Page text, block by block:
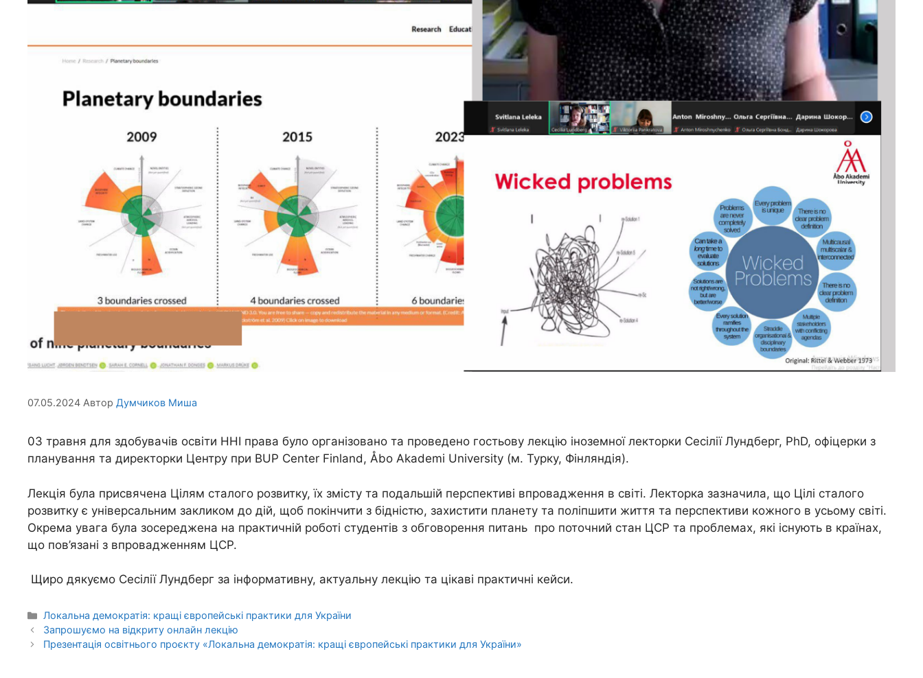
07.05.2024 Автор Думчиков Миша
03 травня для здобувачів освіти ННІ права було організовано та проведено гостьову лекцію іноземної лекторки Сесілії Лундберг, PhD, офіцерки з
планування та директорки Центру при BUP Center Finland, Åbo Akademi University (м. Турку, Фінляндія).
Лекція була присвячена Цілям сталого розвитку, їх змісту та подальшій перспективі впровадження в світі. Лекторка зазначила, що Цілі сталого
розвитку є універсальним закликом до дій, щоб покінчити з бідністю, захистити планету та поліпшити життя та перспективи кожного в усьому світі.
Окрема увага була зосереджена на практичній роботі студентів з обговорення питань про поточний стан ЦСР та проблемах, які існують в країнах,
що пов’язані з впровадженням ЦСР.
Щиро дякуємо Сесілії Лундберг за інформативну, актуальну лекцію та цікаві практичні кейси.
Локальна демократія: кращі європейські практики для України
Запрошуємо на відкриту онлайн лекцію
Презентація освітнього проєкту «Локальна демократія: кращі європейські практики для України»